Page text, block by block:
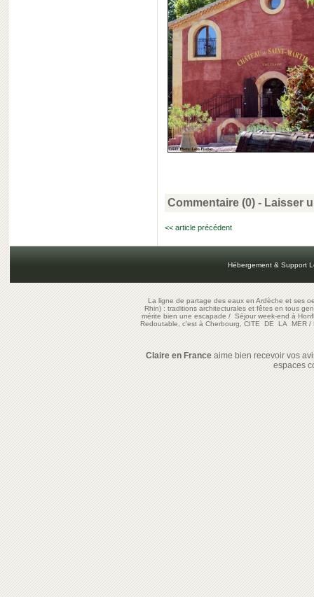
Commentaire (0) - Laisser
<< article précédent
Hébergement & Support
La ligne de partage des eaux en Ardèche et ses
Rhin) : traditions architecturales et fêtes en tous
mérite bien une escapade/Séjour week-end à
Redoutable, c'est à Cherbourg, CITE DE LA MER/
Claire en Franceaime bien recevoir vos
espaces